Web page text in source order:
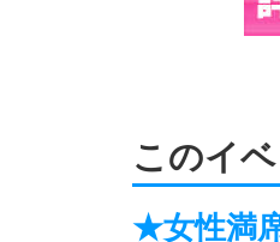
このイ
★女性満